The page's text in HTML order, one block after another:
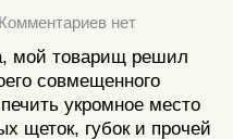
Комментариев нет
мой товарищ решил
совмещенного
укромное место
щеток, губок и прочей